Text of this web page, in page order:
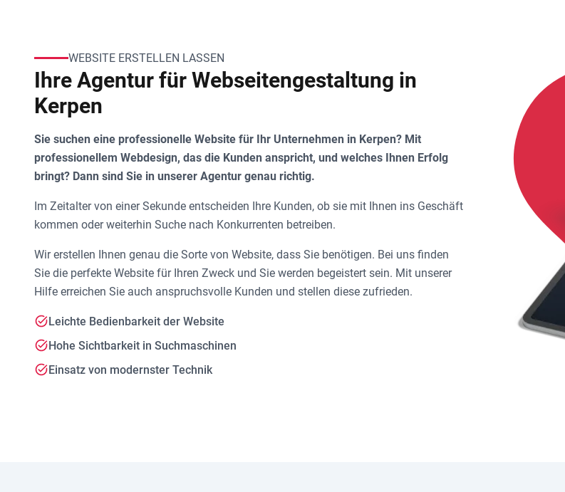
WEBSITE ERSTELLEN LASSEN
Ihre Agentur für Webseitengestaltung in
Kerpen
Sie suchen eine professionelle Website für Ihr Unternehmen in Kerpen? Mit
professionellem Webdesign, das die Kunden anspricht, und welches Ihnen Erfolg
bringt? Dann sind Sie in unserer Agentur genau richtig.
Im Zeitalter von einer Sekunde entscheiden Ihre Kunden, ob sie mit Ihnen ins Geschäft
kommen oder weiterhin Suche nach Konkurrenten betreiben.
Wir erstellen Ihnen genau die Sorte von Website, dass Sie benötigen. Bei uns finden
Sie die perfekte Website für Ihren Zweck und Sie werden begeistert sein. Mit unserer
Hilfe erreichen Sie auch anspruchsvolle Kunden und stellen diese zufrieden.
Leichte Bedienbarkeit der Website
Hohe Sichtbarkeit in Suchmaschinen
Einsatz von modernster Technik